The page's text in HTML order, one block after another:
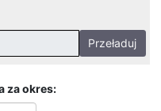
Przeładuj
1 - 2
za okres: